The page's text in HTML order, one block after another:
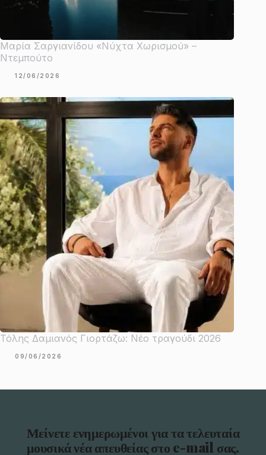
Μαρία Σαργιανίδου «Νύχτα Χωρισμού» –
Ντεμπούτο
12/06/2026
Τόλης Δαμιανός Γιορτάζω: Νέο τραγούδι 2026
09/06/2026
Μείνετε ενημερωμένοι για τα τελευταία
μουσικά νέα απευθείας στο e-mail σας.